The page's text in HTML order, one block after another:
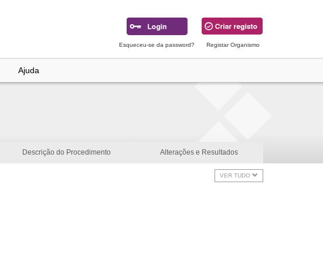
Esqueceu-se da password? Registar Organismo
Ajuda
Descrição do Procedimento Alterações e Resultados
VER TUDO